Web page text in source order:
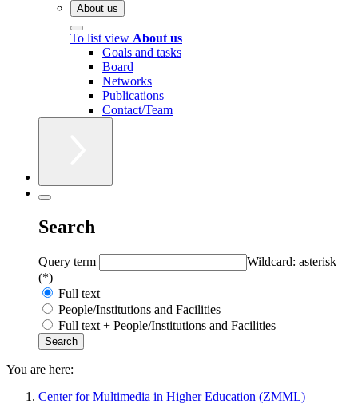
About us
To list view About us
Goals and tasks
Board
Networks
Publications
Contact/Team
Search
Query term
Wildcard: asterisk
(*)
Full text
People/Institutions and Facilities
Full text + People/Institutions and Facilities
You are here:
Center for Multimedia in Higher Education (ZMML)